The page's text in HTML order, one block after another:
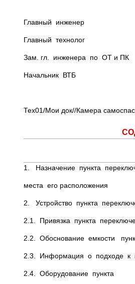
Главный
Главный
Зам. гл. инженера по
Начальник
Тех01/Мои док//Камера
1. Назначение пункта
места его расположения
2. Устройство пункта
2.1. Привязка пункта
2.2. Обоснование емкости
2.3. Информация о подходе к
2.4. Оборудование пункта